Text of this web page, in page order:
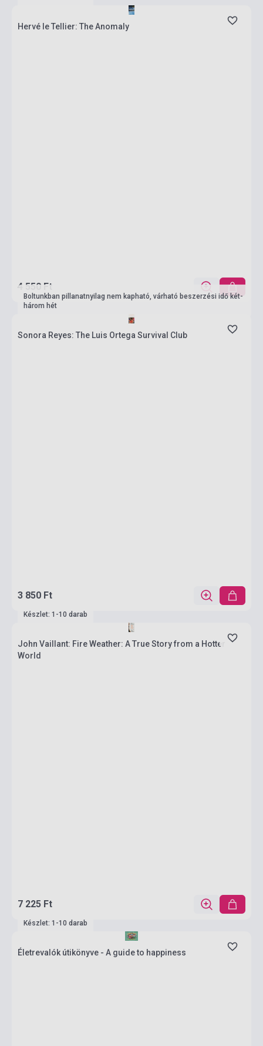
Hervé le Tellier: The Anomaly
4 550 Ft
Boltunkban pillanatnyilag nem kapható, várható beszerzési idő két-
három hét
Sonora Reyes: The Luis Ortega Survival Club
3 850 Ft
Készlet: 1-10 darab
John Vaillant: Fire Weather: A True Story from a Hotter
World
7 225 Ft
Készlet: 1-10 darab
Életrevalók útikönyve - A guide to happiness